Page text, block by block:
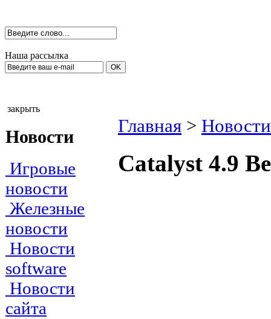
Наша рассылка
закрыть
Новости
Игровые
новости
Железные
новости
Новости
software
Новости
сайта
Главная >
Catalyst 4.9